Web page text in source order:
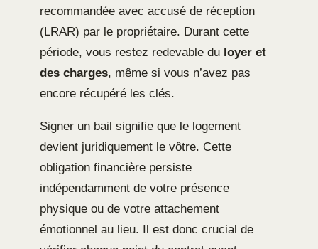
recommandée avec accusé de réception
(LRAR) par le propriétaire. Durant cette
période, vous restez redevable du loyer et
des charges, même si vous n’avez pas
encore récupéré les clés.
Signer un bail signifie que le logement
devient juridiquement le vôtre. Cette
obligation financière persiste
indépendamment de votre présence
physique ou de votre attachement
émotionnel au lieu. Il est donc crucial de